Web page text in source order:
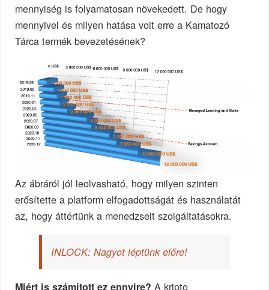
mennyiség is folyamatosan növekedett. De hogy
mennyivel és milyen hatása volt erre a Kamatozó
Tárca termék bevezetésének?
Az ábráról jól leolvasható, hogy milyen szinten
erősítette a platform elfogadottságát és használatát
az, hogy áttértünk a menedzselt szolgáltatásokra.
INLOCK: Nagyot léptünk előre!
Miért is számított ez ennyire? A kripto